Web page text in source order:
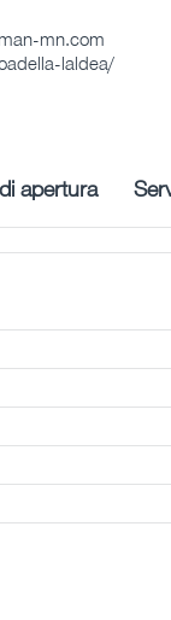
mn.com
laldea/
apertura